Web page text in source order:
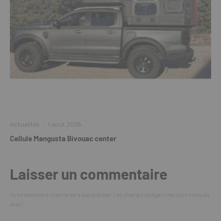
Actualités · 1 août 2026
Cellule Mangusta Bivouac center
Laisser un commentaire